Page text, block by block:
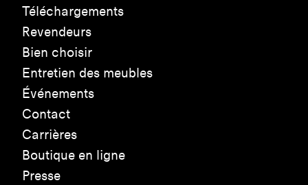
Téléchargements
Revendeurs
Bien choisir
Entretien des meubles
Événements
Contact
Carrières
Boutique en ligne
Presse